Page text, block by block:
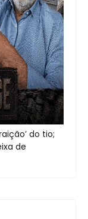
do tio;
de